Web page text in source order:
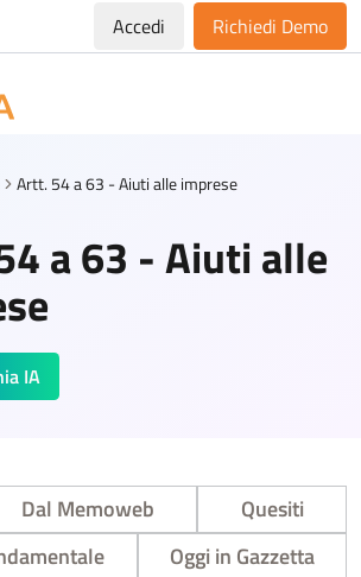
di navigazioneAccedi Richiedi Demo
Artt. 54 a 63 - Aiuti alle imprese
a 63 - Aiuti alle
IA
Dal Memoweb
Quesiti
Oggi in Gazzetta